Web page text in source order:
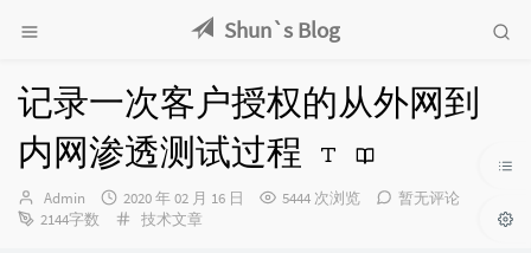
Shun`s Blog
记录一次客户授权的从外网到
内网渗透测试过程
博
主：
Admin
发
布
2020 年 02 月 16 日 5444 次浏览
暂无评论
2144字数
分
技术文章